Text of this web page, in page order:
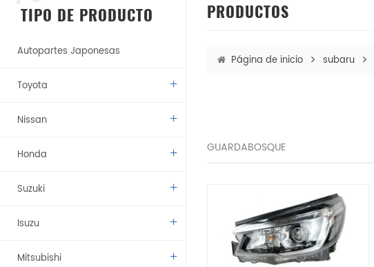
TIPO DE PRODUCTO
Autopartes Japonesas
Toyota
Nissan
Honda
Suzuki
Isuzu
Mitsubishi
PRODUCTOS
Página de inicio subaru
GUARDABOSQUE